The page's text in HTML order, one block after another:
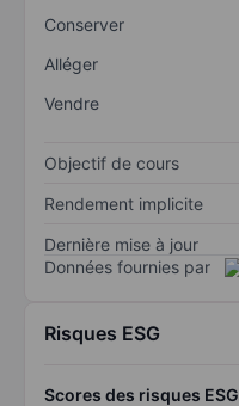
Conserver
Alléger
Vendre
Objectif de cours
Rendement implicite
Dernière mise à jour
Données fournies par
Risques ESG
Scores des risques ESG